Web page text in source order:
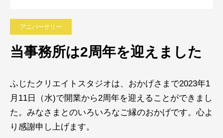
アニバーサリー
当事務所は2周年を迎えました
ふじたクリエイトスタジオは、おかげさまで2023年1
月11日（水)で開業から2周年を迎えることができまし
た。みなさまとのいろいろなご縁のおかげです。心よ
り感謝申し上げます。